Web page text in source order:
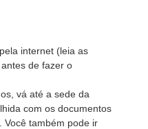
internet (leia as
de fazer o
vá até a sede da
com os documentos
Você também pode ir